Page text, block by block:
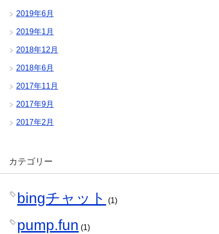
2019年6月
2019年1月
2018年12月
2018年6月
2017年11月
2017年9月
2017年2月
カテゴリー
bingチャット (1)
pump.fun (1)